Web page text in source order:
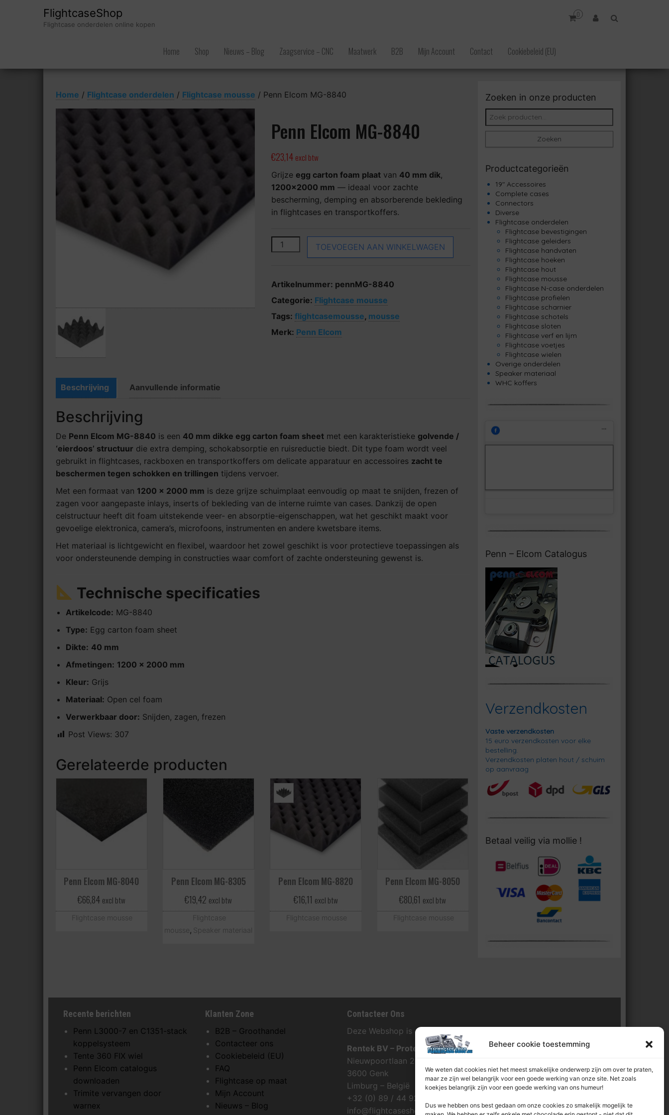
Beheer cookie toestemming
We weten dat cookies niet het meest smakelijke onderwerp zijn om over te praten,
maar ze zijn wel belangrijk voor een goede werking van onze site. Net zoals
koekjes belangrijk zijn voor een goede werking van ons humeur!
Dus we hebben ons best gedaan om onze cookies zo smakelijk mogelijk te
FlightcaseShop
Flightcase onderdelen online kopen
0
Home Shop Nieuws – Blog Zaagservice – CNC Maatwerk B2B Mijn Account Contact Cookiebeleid (EU)
Home / Flightcase onderdelen / Flightcase mousse / Penn Elcom MG-8840
Penn Elcom MG-8840
€23,14 excl btw
Grijze egg carton foam plaatvan 40 mm dik,
1200×2000 mm — ideaal voor zachte
bescherming, demping en absorberende bekleding
in flightcases en transportkoffers.
Penn Elcom MG-8840 aantal
TOEVOEGEN AAN WINKELWAGEN
Artikelnummer: pennMG-8840
Categorie: Flightcase mousse
Tags: flightcasemousse, mousse
Merk: Penn Elcom
Beschrijving Aanvullende informatie
Beschrijving
De Penn Elcom MG-8840 is een 40 mm dikke egg carton foam sheet met een karakteristieke golvende /
‘eierdoos’ structuur die extra demping, schokabsorptie en ruisreductie biedt. Dit type foam wordt veel
gebruikt in flightcases, rackboxen en transportkoffers om delicate apparatuur en accessoires zacht te
beschermen tegen schokken en trillingen tijdens vervoer.
Met een formaat van 1200 × 2000 mm is deze grijze schuimplaat eenvoudig op maat te snijden, frezen of
zagen voor aangepaste inlays, inserts of bekleding van de interne ruimte van cases. Dankzij de open
celstructuur heeft dit foam uitstekende veer- en absorptie-eigenschappen, wat het geschikt maakt voor
gevoelige elektronica, camera’s, microfoons, instrumenten en andere kwetsbare items.
Het materiaal is lichtgewicht en flexibel, waardoor het zowel geschikt is voor protectieve toepassingen als
voor ondersteunende demping in constructies waar comfort of zachte ondersteuning gewenst is.
Technische specificaties
Artikelcode: MG-8840
Type: Egg carton foam sheet
Dikte: 40 mm
Afmetingen: 1200 × 2000 mm
Kleur: Grijs
Materiaal: Open cel foam
Verwerkbaar door: Snijden, zagen, frezen
Post Views: 307
Gerelateerde producten
Penn Elcom MG-8040
€66,84 excl btw
Flightcase mousse
Penn Elcom MG-8305
€19,42 excl btw
Flightcase
mousse, Speaker materiaal
Penn Elcom MG-8820
€16,11 excl btw
Flightcase mousse
Penn Elcom MG-8050
€80,61 excl btw
Flightcase mousse
Zoeken in onze producten
Zoeken naar:
Zoeken
Productcategorieën
19" Accessoires
Complete cases
Connectors
Diverse
Flightcase onderdelen
Flightcase bevestigingen
Flightcase geleiders
Flightcase handvaten
Flightcase hoeken
Flightcase hout
Flightcase mousse
Flightcase N-case onderdelen
Flightcase profielen
Flightcase scharnier
Flightcase schotels
Flightcase sloten
Flightcase verf en lijm
Flightcase voetjes
Flightcase wielen
Overige onderdelen
Speaker materiaal
WHC koffers
Penn – Elcom Catalogus
Verzendkosten
Vaste verzendkosten
15 euro verzendkosten voor elke
bestelling.
Verzendkosten platen hout / schuim
op aanvraag
Betaal veilig via mollie !
Recente berichten
Penn L3000-7 en C1351-stack
koppelsysteem
Tente 360 FIX wiel
Penn Elcom catalogus
downloaden
Trimite vervangen door
warnex
Klanten Zone
B2B – Groothandel
Contacteer ons
Cookiebeleid (EU)
FAQ
Flightcase op maat
Mijn Account
Nieuws – Blog
Contacteer Ons
Deze Webshop is onderdeel van:
Rentek BV – Protekt
Nieuwpoortlaan 21 / 1
3600 Genk
Limburg – België
+32 (0) 89 / 44 92 07
info@flightcaseshop.be